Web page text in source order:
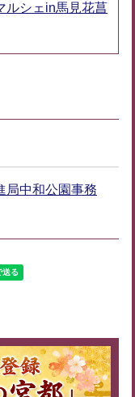
ルシェin馬見花菖
局中和公園事務